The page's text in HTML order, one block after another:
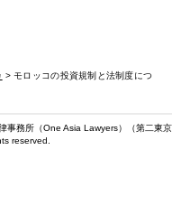
> モロッコの投資規制と法制度につ
事務所（One Asia Lawyers）（第二東京
reserved.